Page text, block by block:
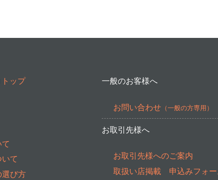
トップ
て
び方
一般のお客様へ
お問い合わせ（一般の方専用）
お取引先様へ
お取引先様へのご案内
取扱い店掲載 申込みフォー